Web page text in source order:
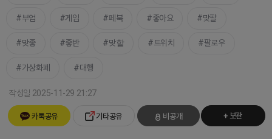
부업 게임 페북 좋아요 맞팔
맞좋 좋반 맞핱 트위치 팔로우
가상화폐 대행
작성일 2025-11-29 21:27
카톡공유 기타공유 비공개 + 보관